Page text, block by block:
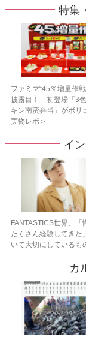
特集
ファミマ“45％増量作
披露目！ 初登場「3
キン南蛮弁当」がボリ
実物レポ＞
イ
FANTASTICS世界、「
たくさん経験してき
いて大切にしているも
カ